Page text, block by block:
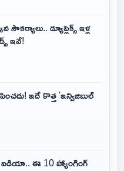
సౌకర్యాలు.. డ్యూప్లెక్స్ ఇళ్ల
ఇవే!
ఇదే కొత్త 'ఇన్విజిబుల్
ఐడియా.. ఈ 10 హ్యాంగింగ్